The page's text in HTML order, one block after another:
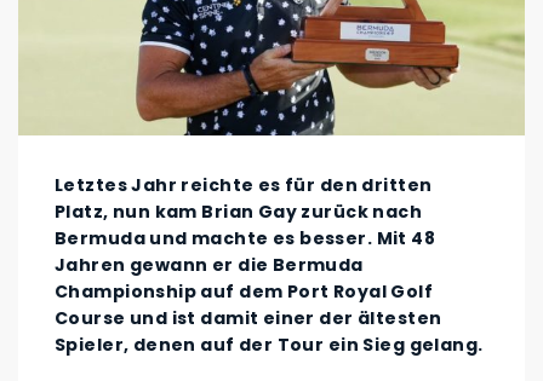
Letztes Jahr reichte es für den dritten
Platz, nun kam Brian Gay zurück nach
Bermuda und machte es besser. Mit 48
Jahren gewann er die Bermuda
Championship auf dem Port Royal Golf
Course und ist damit einer der ältesten
Spieler, denen auf der Tour ein Sieg gelang.